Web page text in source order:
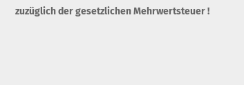
zuzüglich der gesetzlichen Mehrwertsteuer !